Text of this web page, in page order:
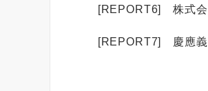
[REPORT6] 株式会社
[REPORT7] 慶應義塾